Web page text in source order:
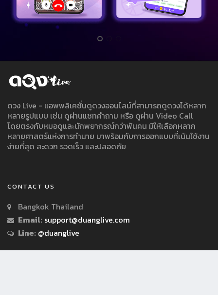
ดวง Live - แอพพลิเคชั่นดูดวงออนไลน์ที่สามารถดูดวงได้หลาก
หลายรูปแบบ เช่น ดูผ่านแชทคำถาม หรือ ดูผ่าน Video Call
โดยตรงกับหมอดูและนักพยากรณ์กว่าพันคน มีให้เลือกหลาก
หลายศาสตร์แห่งการทำนาย มาพร้อมกับการออกแบบที่เน้นใช้งาน
ง่ายที่สุด สะดวก รวดเร็ว และปลอดภัย
CONTACT US
Bangkok Thailand
Email: support@duanglive.com
Line: @duanglive